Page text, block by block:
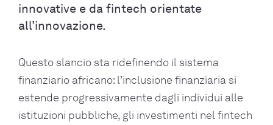
innovative e da fintech orientate
all’innovazione.
Questo slancio sta ridefinendo il sistema
finanziario africano: l’inclusione finanziaria si
estende progressivamente dagli individui alle
istituzioni pubbliche, gli investimenti nel fintech